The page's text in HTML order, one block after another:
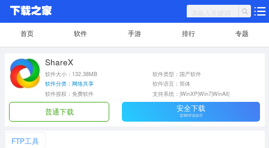
首页 软件 手游 排行 专题
ShareX
软件大小：132.38MB
软件类型：国产软件
软件分类：网络共享
软件语言：简体
软件授权：免费软件
支持系统：|WinXP|Win7|WinAll|
普通下载 安全下载
需360手机助手
FTP工具